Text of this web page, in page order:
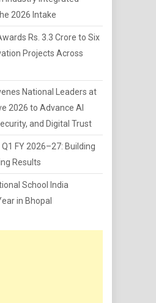
2026 Intake
Rs. 3.3 Crore to Six
Projects Across
National Leaders at
2026 to Advance AI
and Digital Trust
FY 2026–27: Building
Results
School India
in Bhopal